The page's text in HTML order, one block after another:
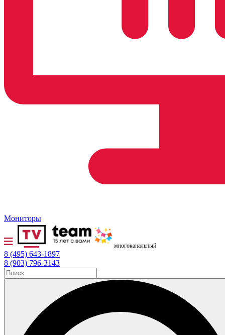
Мониторы
многоканальный
8 (495) 643-1897
8 (903) 796-3143